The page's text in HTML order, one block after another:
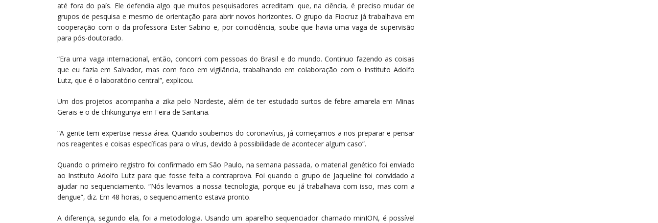
até fora do país. Ele defendia algo que muitos pesquisadores acreditam: que, na ciência, é preciso mudar de
grupos de pesquisa e mesmo de orientação para abrir novos horizontes. O grupo da Fiocruz já trabalhava em
cooperação com o da professora Ester Sabino e, por coincidência, soube que havia uma vaga de supervisão
para pós-doutorado.
“Era uma vaga internacional, então, concorri com pessoas do Brasil e do mundo. Continuo fazendo as coisas
que eu fazia em Salvador, mas com foco em vigilância, trabalhando em colaboração com o Instituto Adolfo
Lutz, que é o laboratório central”, explicou.
Um dos projetos acompanha a zika pelo Nordeste, além de ter estudado surtos de febre amarela em Minas
Gerais e o de chikungunya em Feira de Santana.
“A gente tem expertise nessa área. Quando soubemos do coronavírus, já começamos a nos preparar e pensar
nos reagentes e coisas específicas para o vírus, devido à possibilidade de acontecer algum caso”.
Quando o primeiro registro foi confirmado em São Paulo, na semana passada, o material genético foi enviado
ao Instituto Adolfo Lutz para que fosse feita a contraprova. Foi quando o grupo de Jaqueline foi convidado a
ajudar no sequenciamento. “Nós levamos a nossa tecnologia, porque eu já trabalhava com isso, mas com a
dengue”, diz. Em 48 horas, o sequenciamento estava pronto.
A diferença, segundo ela, foi a metodologia. Usando um aparelho sequenciador chamado minION, é possível